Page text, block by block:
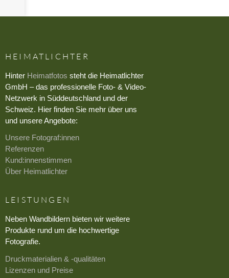
HEIMATLICHTER
Hinter Heimatfotos steht die Heimatlichter
GmbH – das professionelle Foto- & Video-
Netzwerk in Süddeutschland und der
Schweiz. Hier finden Sie mehr über uns
und unsere Angebote:
Unsere Fotograf:innen
Referenzen
Kund:innenstimmen
Über Heimatlichter
LEISTUNGEN
Neben Wandbildern bieten wir weitere
Produkte rund um die hochwertige
Fotografie.
Druckmaterialien & -qualitäten
Lizenzen und Preise